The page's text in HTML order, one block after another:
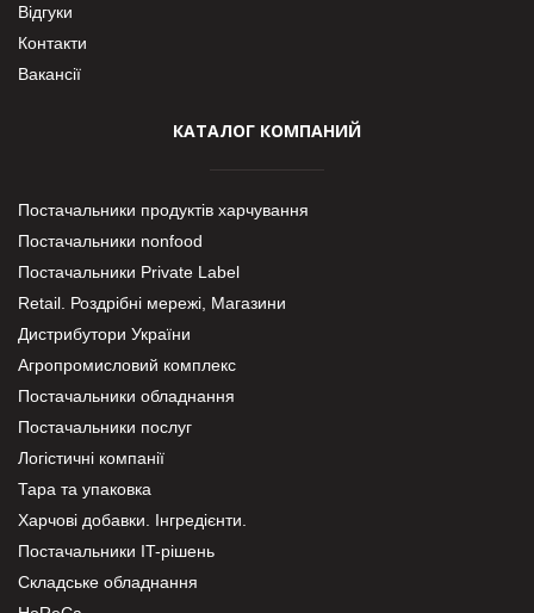
Відгуки
Контакти
Вакансії
КАТАЛОГ КОМПАНИЙ
Постачальники продуктів харчування
Постачальники nonfood
Постачальники Private Label
Retail. Роздрібні мережі, Магазини
Дистрибутори України
Агропромисловий комплекс
Постачальники обладнання
Постачальники послуг
Логістичні компанії
Тара та упаковка
Харчові добавки. Інгредієнти.
Постачальники IT-рішень
Складське обладнання